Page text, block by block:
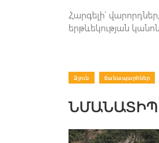
Հարգելի՛
երթևեկության
Ձյուն ճանապարհներ